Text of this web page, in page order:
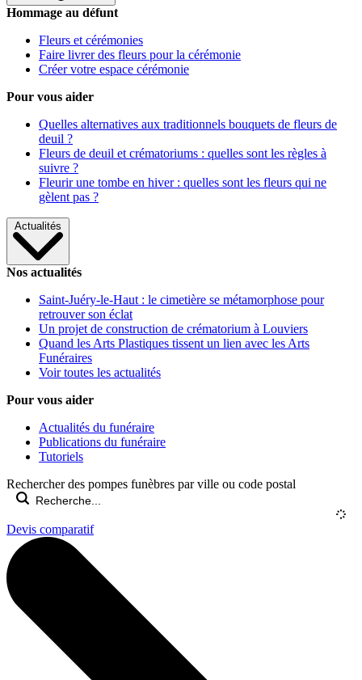
Hommage au défunt
Fleurs et cérémonies
Faire livrer des fleurs pour la cérémonie
Créer votre espace cérémonie
Pour vous aider
Quelles alternatives aux traditionnels bouquets de fleurs de
deuil ?
Fleurs de deuil et crématoriums : quelles sont les règles à
suivre ?
Fleurir une tombe en hiver : quelles sont les fleurs qui ne
gèlent pas ?
Actualités
Nos actualités
Saint-Juéry-le-Haut : le cimetière se métamorphose pour
retrouver son éclat
Un projet de construction de crématorium à Louviers
Quand les Arts Plastiques tissent un lien avec les Arts
Funéraires
Voir toutes les actualités
Pour vous aider
Actualités du funéraire
Publications du funéraire
Tutoriels
Rechercher des pompes funèbres par ville ou code postal
Devis comparatif